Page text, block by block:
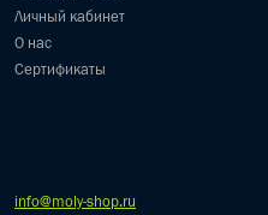
Личный кабинет
О нас
Сертификаты
info@moly-shop.ru